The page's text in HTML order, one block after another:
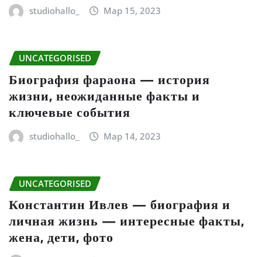
studiohallo_ Мар 15, 2023
UNCATEGORISED
Биография фараона — история
жизни, неожиданные факты и
ключевые события
studiohallo_ Мар 14, 2023
UNCATEGORISED
Константин Ивлев — биография и
личная жизнь — интересные факты,
жена, дети, фото